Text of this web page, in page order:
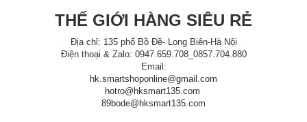
THẾ GIỚI HÀNG SIÊU RẺ
Địa chỉ: 135 phố Bồ Đề- Long Biên-Hà Nội
Điện thoại & Zalo: 0947.659.708_0857.704.880
Email:
hk.smartshoponline@gmail.com
hotro@hksmart135.com
89bode@hksmart135.com